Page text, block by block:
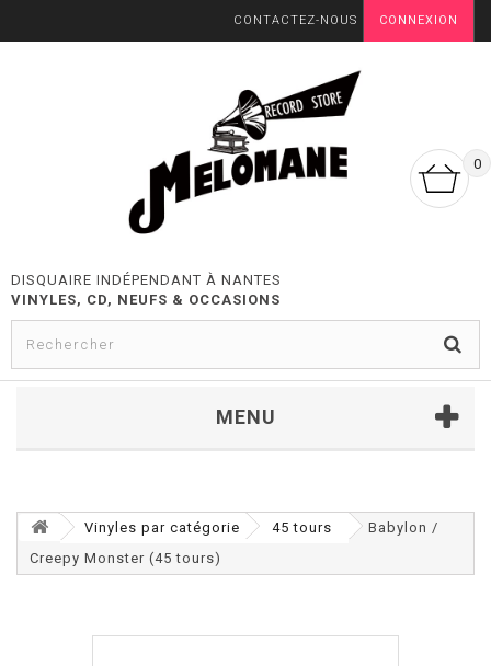
CONNEXION
CONTACTEZ-NOUS
0
DISQUAIRE INDÉPENDANT À NANTES
VINYLES, CD, NEUFS & OCCASIONS
MENU
Vinyles par catégorie 45 tours
Babylon /
Creepy Monster (45 tours)